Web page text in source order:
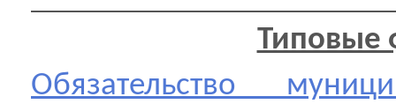
Обязательство